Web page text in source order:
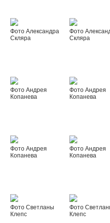
Фото Александра
Скляра
Фото
Скляра
Фото Андрея
Копанева
Фото Андрея
Копанева
Фото Андрея
Копанева
Фото Андрея
Копанева
Фото Светланы
Клепс
Фото
Клепс